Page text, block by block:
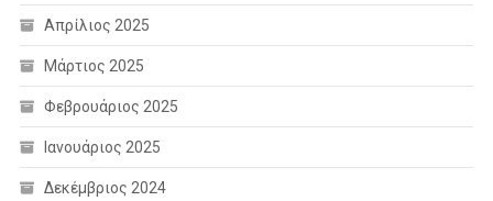
Απρίλιος 2025
Μάρτιος 2025
Φεβρουάριος 2025
Ιανουάριος 2025
Δεκέμβριος 2024